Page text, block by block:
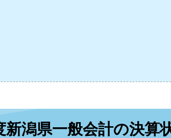
新潟県一般会計の決算